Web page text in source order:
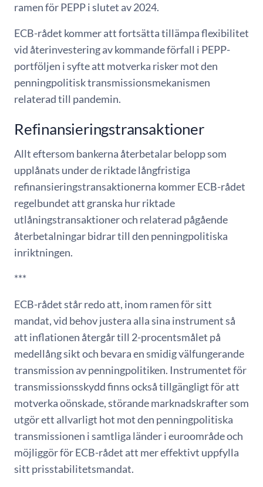
ramen för PEPP i slutet av 2024.
ECB-rådet kommer att fortsätta tillämpa flexibilitet
vid återinvestering av kommande förfall i PEPP-
portföljen i syfte att motverka risker mot den
penningpolitisk transmissionsmekanismen
relaterad till pandemin.
Refinansieringstransaktioner
Allt eftersom bankerna återbetalar belopp som
upplånats under de riktade långfristiga
refinansieringstransaktionerna kommer ECB-rådet
regelbundet att granska hur riktade
utlåningstransaktioner och relaterad pågående
återbetalningar bidrar till den penningpolitiska
inriktningen.
***
ECB-rådet står redo att, inom ramen för sitt
mandat, vid behov justera alla sina instrument så
att inflationen återgår till 2-procentsmålet på
medellång sikt och bevara en smidig välfungerande
transmission av penningpolitiken. Instrumentet för
transmissionsskydd finns också tillgängligt för att
motverka oönskade, störande marknadskrafter som
utgör ett allvarligt hot mot den penningpolitiska
transmissionen i samtliga länder i euroområde och
möjliggör för ECB-rådet att mer effektivt uppfylla
sitt prisstabilitetsmandat.